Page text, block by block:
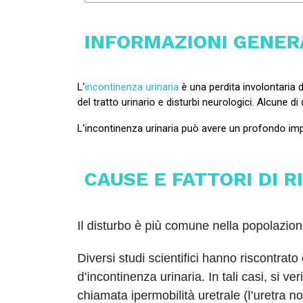
INFORMAZIONI
L’incontinenza urinaria è una perdita involontaria
del tratto urinario e disturbi neurologici. Alcune
L’incontinenza urinaria può avere un profondo
CAUSE E FATTORI DI
Il disturbo è più comune nella
Diversi studi scientifici hanno riscontrato
d’incontinenza urinaria. In tali casi, si
chiamata ipermobilità uretrale (l’uretra